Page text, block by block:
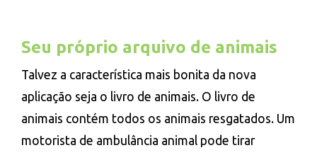
Seu próprio arquivo de animais
Talvez a característica mais bonita da nova
aplicação seja o livro de animais. O livro de
animais contém todos os animais resgatados. Um
motorista de ambulância animal pode tirar